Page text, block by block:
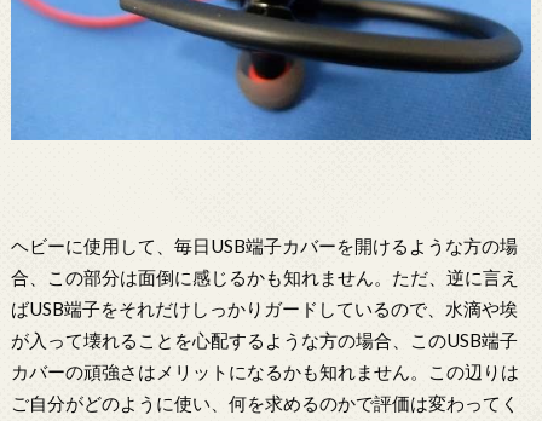
ヘビーに使用して、毎日USB端子カバーを開けるような方の場
合、この部分は面倒に感じるかも知れません。ただ、逆に言え
ばUSB端子をそれだけしっかりガードしているので、水滴や埃
が入って壊れることを心配するような方の場合、このUSB端子
カバーの頑強さはメリットになるかも知れません。この辺りは
ご自分がどのように使い、何を求めるのかで評価は変わってく